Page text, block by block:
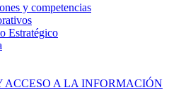
y competencias
Estratégico
ACCESO A LA INFORMACIÓN